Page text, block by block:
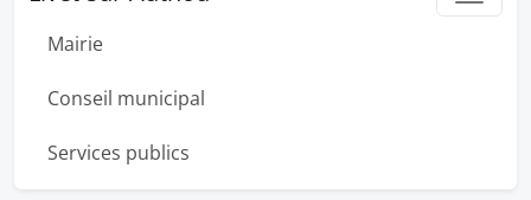
Mairie
Conseil municipal
Services publics